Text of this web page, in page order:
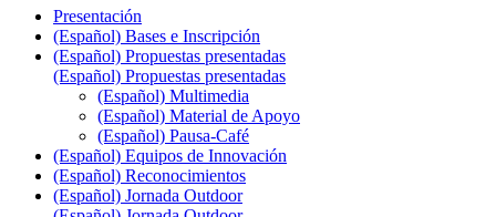
Presentación
(Español) Bases e Inscripción
(Español) Propuestas presentadas
(Español) Propuestas presentadas
(Español) Multimedia
(Español) Material de Apoyo
(Español) Pausa-Café
(Español) Equipos de Innovación
(Español) Reconocimientos
(Español) Jornada Outdoor